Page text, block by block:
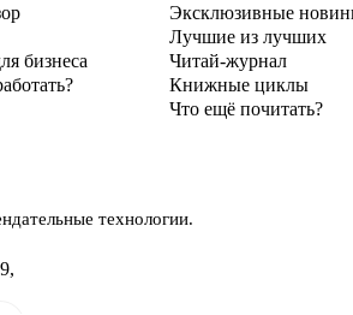
бизнеса
Эксклюзивные
Лучшие из лучших
Читай-журнал
Книжные циклы
Что ещё почитать?
технологии.
,